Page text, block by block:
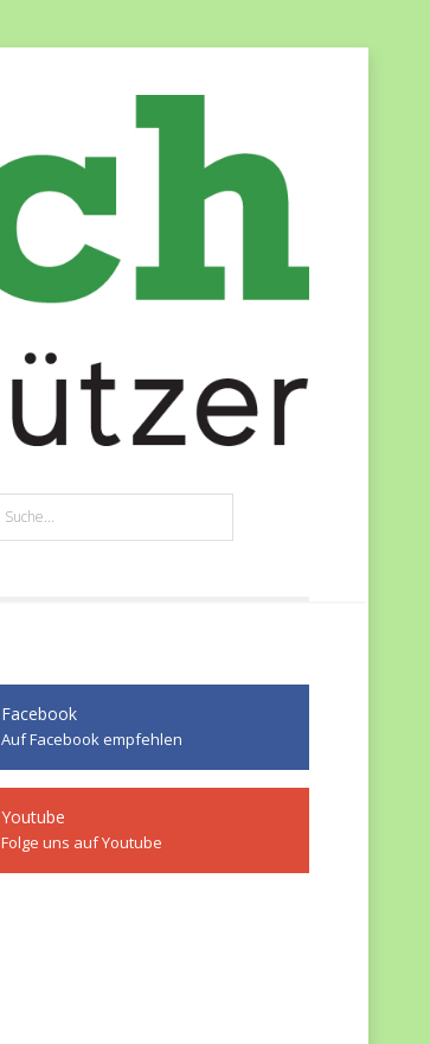
Facebook
Auf Facebook empfehlen
Youtube
Folge uns auf Youtube